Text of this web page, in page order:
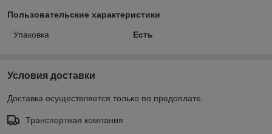
Пользовательские характеристики
Упаковка Есть
Условия доставки
Доставка осуществляется только по предоплате.
Транспортная компания